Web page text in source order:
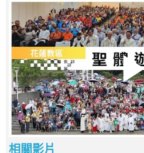
相關影片